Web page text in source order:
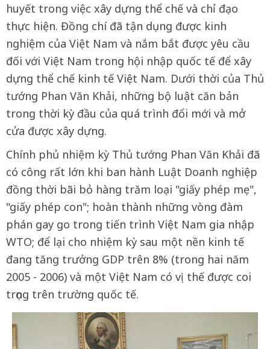
huyết trong việc xây dựng thể chế và chỉ đạo
thực hiện. Đồng chí đã tận dụng được kinh
nghiệm của Việt Nam và nắm bắt được yêu cầu
đối với Việt Nam trong hội nhập quốc tế để xây
dựng thể chế kinh tế Việt Nam. Dưới thời của Thủ
tướng Phan Văn Khải, những bộ luật căn bản
trong thời kỳ đầu của quá trình đổi mới và mở
cửa được xây dựng.
Chính phủ nhiệm kỳ Thủ tướng Phan Văn Khải đã
có công rất lớn khi ban hành Luật Doanh nghiệp
đồng thời bãi bỏ hàng trăm loại "giấy phép mẹ",
"giấy phép con"; hoàn thành những vòng đàm
phán gay go trong tiến trình Việt Nam gia nhập
WTO; để lại cho nhiệm kỳ sau một nền kinh tế
đang tăng trưởng GDP trên 8% (trong hai năm
2005 - 2006) và một Việt Nam có vị thế được coi
trọng trên trường quốc tế.